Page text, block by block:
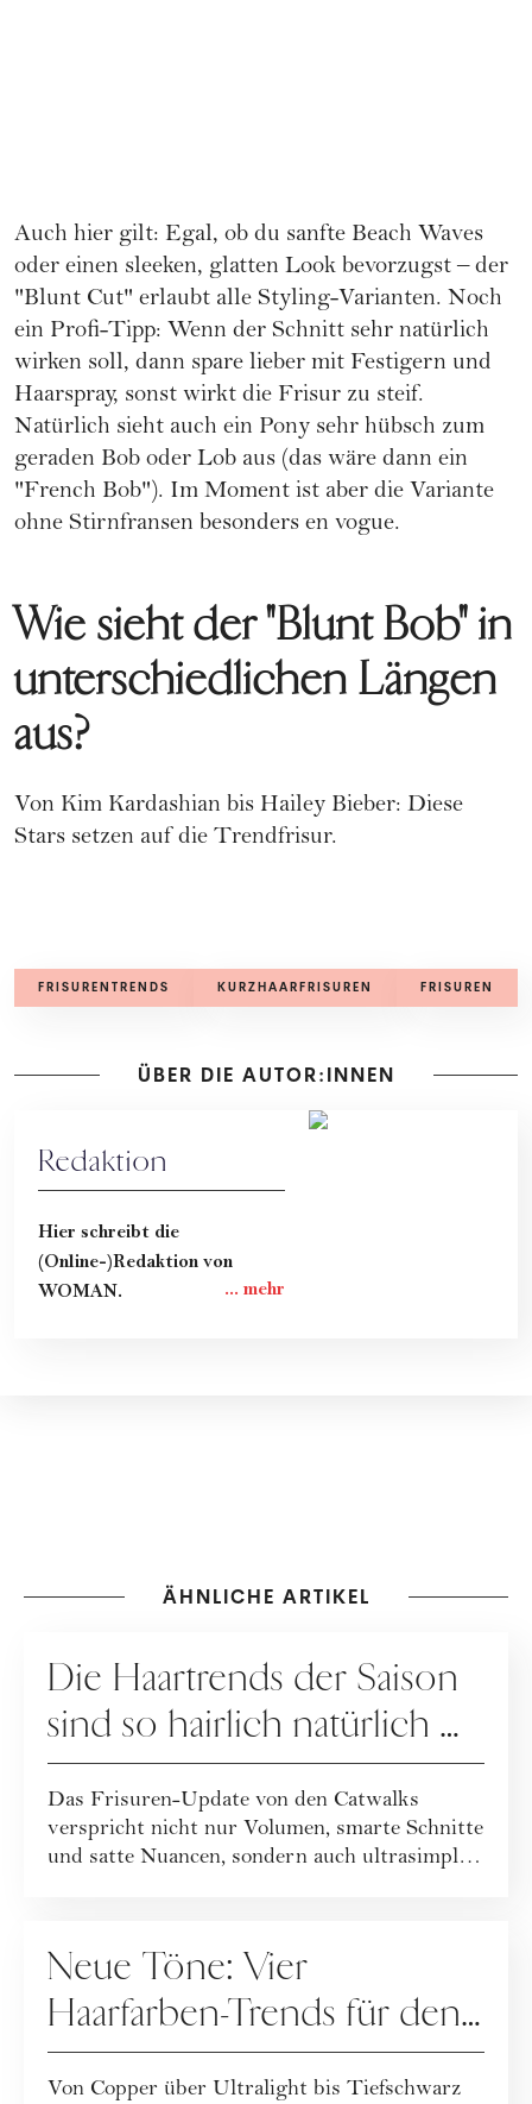
Auch hier gilt: Egal, ob du sanfte Beach Waves
oder einen sleeken, glatten Look bevorzugst – der
"Blunt Cut" erlaubt alle Styling-Varianten. Noch
ein Profi-Tipp: Wenn der Schnitt sehr natürlich
wirken soll, dann spare lieber mit Festigern und
Haarspray, sonst wirkt die Frisur zu steif.
Natürlich sieht auch ein Pony sehr hübsch zum
geraden Bob oder Lob aus (das wäre dann ein
"French Bob"). Im Moment ist aber die Variante
ohne Stirnfransen besonders en vogue.
Wie sieht der "Blunt Bob" in
unterschiedlichen Längen
aus?
Von Kim Kardashian bis Hailey Bieber: Diese
Stars setzen auf die Trendfrisur.
FRISURENTRENDS KURZHAARFRISUREN FRISUREN
ÜBER DIE AUTOR:INNEN
Redaktion
Hier schreibt die
(Online-)Redaktion von
WOMAN.
ÄHNLICHE ARTIKEL
Die Haartrends der Saison
sind so hairlich natürlich …
Das Frisuren-Update von den Catwalks
verspricht nicht nur Volumen, smarte Schnitte
und satte Nuancen, sondern auch ultrasimple
Neue Töne: Vier
Haarfarben-Trends für den
Winter
Von Copper über Ultralight bis Tiefschwarz